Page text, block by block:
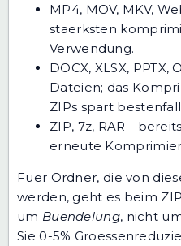
MP4, MOV, MKV,
staerksten
Verwendung.
DOCX, XLSX,
Dateien; das
ZIPs spart
ZIP, 7z, RAR -
erneute
Fuer Ordner, die von
werden, geht es beim
um Buendelung, nicht
Sie 0-5%